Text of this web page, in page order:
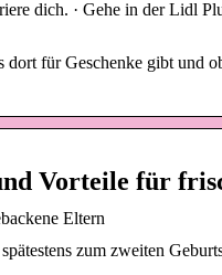
dich. · Gehe in der Lidl
für Geschenke gibt und
Vorteile für
Eltern
zum zweiten